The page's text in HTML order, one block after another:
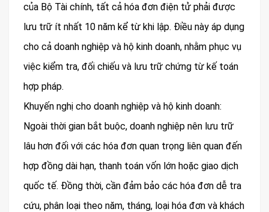
của Bộ Tài chính, tất cả hóa đơn điện tử phải được
lưu trữ ít nhất 10 năm kể từ khi lập. Điều này áp dụng
cho cả doanh nghiệp và hộ kinh doanh, nhằm phục vụ
việc kiểm tra, đối chiếu và lưu trữ chứng từ kế toán
hợp pháp.
Khuyến nghị cho doanh nghiệp và hộ kinh doanh:
Ngoài thời gian bắt buộc, doanh nghiệp nên lưu trữ
lâu hơn đối với các hóa đơn quan trọng liên quan đến
hợp đồng dài hạn, thanh toán vốn lớn hoặc giao dịch
quốc tế. Đồng thời, cần đảm bảo các hóa đơn dễ tra
cứu, phân loại theo năm, tháng, loại hóa đơn và khách